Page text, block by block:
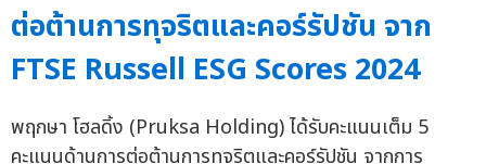
ต่อต้านการทุจริตและคอร์รัปชัน จาก
FTSE Russell ESG Scores 2024
พฤกษา โฮลดิ้ง (Pruksa Holding) ได้รับคะแนนเต็ม 5
คะแนนด้านการต่อต้านการทุจริตและคอร์รัปชัน จากการ